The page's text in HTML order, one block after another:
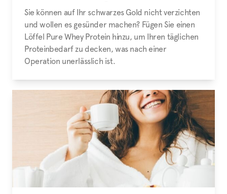
Sie können auf Ihr schwarzes Gold nicht verzichten
und wollen es gesünder machen? Fügen Sie einen
Löffel Pure Whey Protein hinzu, um Ihren täglichen
Proteinbedarf zu decken, was nach einer
Operation unerlässlich ist.